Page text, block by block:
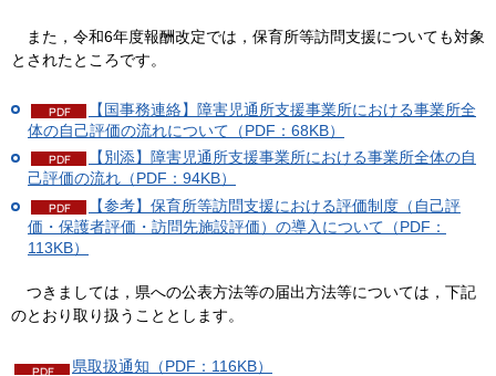
また，令和6年度報酬改定では，保育所等訪問支援についても対象
とされたところです。
【国事務連絡】障害児通所支援事業所における事業所全
体の自己評価の流れについて（PDF：68KB）
【別添】障害児通所支援事業所における事業所全体の自
己評価の流れ（PDF：94KB）
【参考】保育所等訪問支援における評価制度（自己評
価・保護者評価・訪問先施設評価）の導入について（PDF：
113KB）
つきましては ，県への公表方法等の届出方法等については，下記
のとおり取り扱うこととします。
県取扱通知（PDF：116KB）